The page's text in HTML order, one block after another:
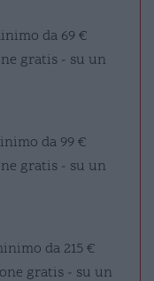
da 69 €
gratis - su un
da 99 €
gratis - su un
da 215 €
gratis - su un